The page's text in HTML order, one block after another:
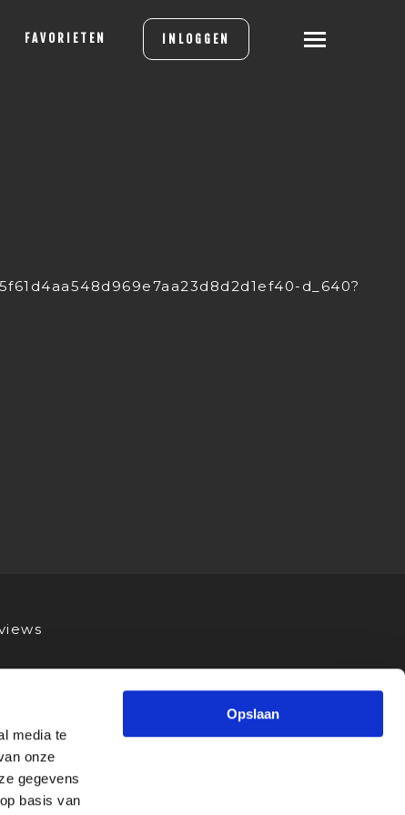
media te
onze
gegevens
basis van
Opslaan
FAVORIETEN INLOGGEN
d_640?